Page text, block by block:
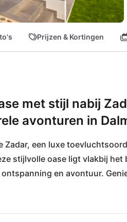
Prijzen & Kortingen
met stijl nabij
avonturen in
Zadar, een luxe
stijlvolle oase ligt vlakbij het
en avontuur.
of verken de charmante
ieder wat wils. Culinaire
terwijl je alle benodigde